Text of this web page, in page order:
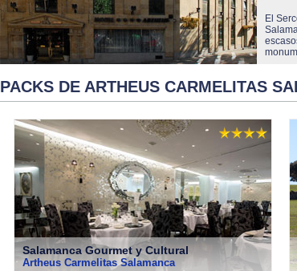
El
PACKS DE ARTHEUS CARMELITAS
Salamanca Gourmet y Cultural
Artheus Carmelitas Salamanca